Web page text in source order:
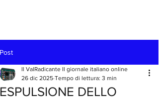
Post
ESPULSIONE DELLO
Il ValRadicante Il giornale italiano online
26 dic 2025 Tempo di lettura: 3 min